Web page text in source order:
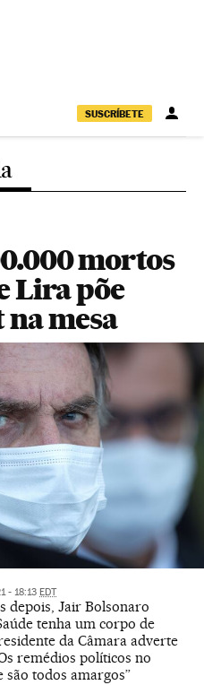
SUSCRÍBETE
mortos
Lira põe
mesa
- 18:13 EDT
depois, Jair Bolsonaro
tenha um corpo de
da Câmara adverte
remédios políticos no
são todos amargos”